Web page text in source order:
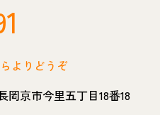
よりどうぞ
京市今里五丁目18番18